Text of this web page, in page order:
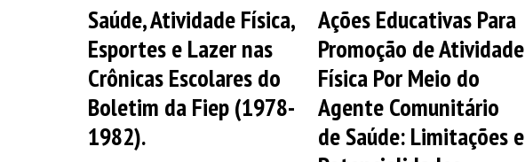
Saúde, Atividade Física,
Esportes e Lazer nas
Crônicas Escolares do
Boletim da Fiep (1978-
1982).
Ações Educativas Para
Promoção de Atividade
Física Por Meio do
Agente Comunitário
de Saúde: Limitações e